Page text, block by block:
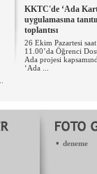
KKTC'de ‘Ada
uygulamasına
toplantısı
26 Ekim Pazartesi saat
11.00’da Öğrenci
Ada projesi
‘Ada ...
• deneme